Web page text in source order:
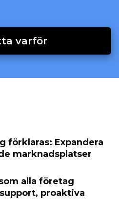
varför
förklaras: Expandera
marknadsplatser
alla företag
proaktiva